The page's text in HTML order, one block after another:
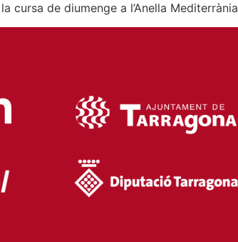
cursa de diumenge a l’Anella Mediterrània